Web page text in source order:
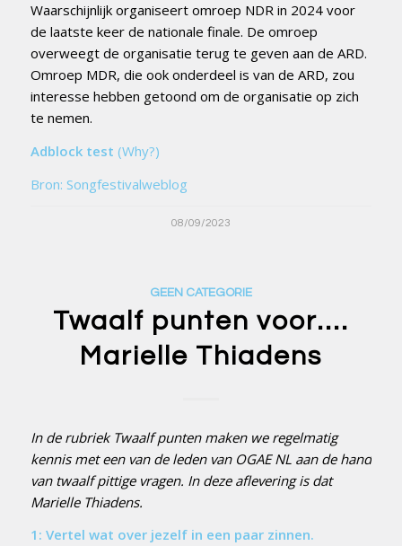
Waarschijnlijk organiseert omroep NDR in 2024 voor
de laatste keer de nationale finale. De omroep
overweegt de organisatie terug te geven aan de ARD.
Omroep MDR, die ook onderdeel is van de ARD, zou
interesse hebben getoond om de organisatie op zich
te nemen.
Adblock test (Why?)
Bron: Songfestivalweblog
08/09/2023
GEEN CATEGORIE
Twaalf punten voor….
Marielle Thiadens
In de rubriek Twaalf punten maken we regelmatig
kennis met een van de leden van OGAE NL aan de hand
van twaalf pittige vragen. In deze aflevering is dat
Marielle Thiadens.
1: Vertel wat over jezelf in een paar zinnen.